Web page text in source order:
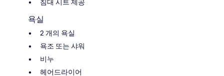
침대 시트 제공
욕실
2 개의 욕실
욕조 또는 샤워
비누
헤어드라이어